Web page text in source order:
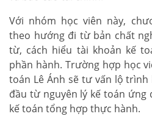
Với nhóm học viên này,
theo hướng đi từ bản chất
từ, cách hiểu tài khoản kế
phần hành. Trường hợp học
toán Lê Ánh sẽ tư vấn lộ
đầu từ nguyên lý kế toán ứng
kế toán tổng hợp thực hành.